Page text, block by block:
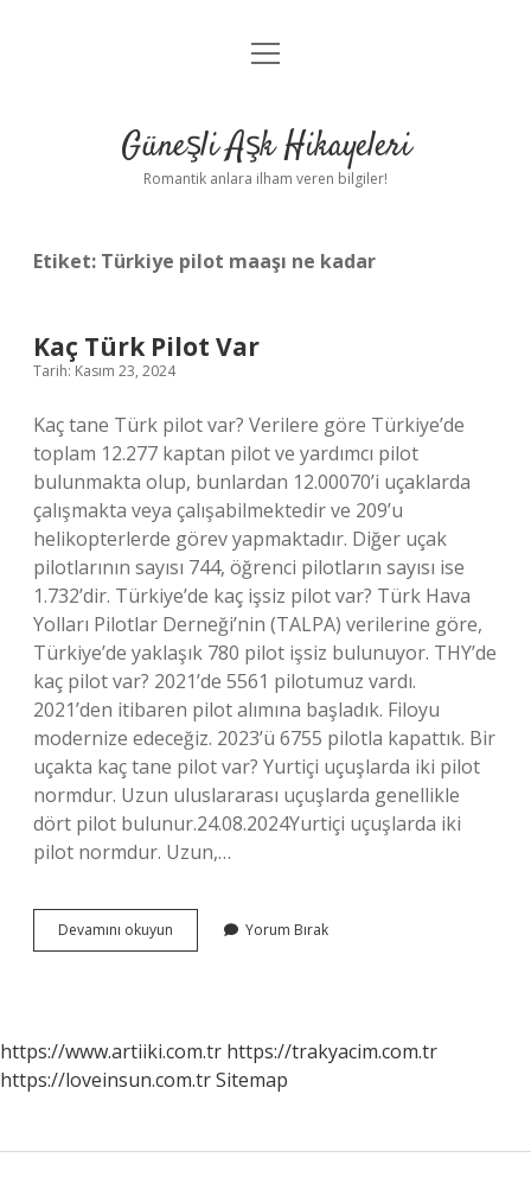
Anasayfa
Yasal Uyarı
menüyü
Güneşli Aşk Hikayeleri
Romantik anlara ilham veren bilgiler!
Etiket: Türkiye pilot maaşı ne kadar
Kaç Türk Pilot Var
Tarih: Kasım 23, 2024
Kaç tane Türk pilot var? Verilere göre Türkiye’de
toplam 12.277 kaptan pilot ve yardımcı pilot
bulunmakta olup, bunlardan 12.00070’i uçaklarda
çalışmakta veya çalışabilmektedir ve 209’u
helikopterlerde görev yapmaktadır. Diğer uçak
pilotlarının sayısı 744, öğrenci pilotların sayısı ise
1.732’dir. Türkiye’de kaç işsiz pilot var? Türk Hava
Yolları Pilotlar Derneği’nin (TALPA) verilerine göre,
Türkiye’de yaklaşık 780 pilot işsiz bulunuyor. THY’de
kaç pilot var? 2021’de 5561 pilotumuz vardı.
2021’den itibaren pilot alımına başladık. Filoyu
modernize edeceğiz. 2023’ü 6755 pilotla kapattık. Bir
uçakta kaç tane pilot var? Yurtiçi uçuşlarda iki pilot
normdur. Uzun uluslararası uçuşlarda genellikle
dört pilot bulunur.24.08.2024Yurtiçi uçuşlarda iki
pilot normdur. Uzun,…
Devamını okuyun
Türk
Yorum Bırak
https://www.artiiki.com.tr https://trakyacim.com.tr
https://loveinsun.com.trSitemap